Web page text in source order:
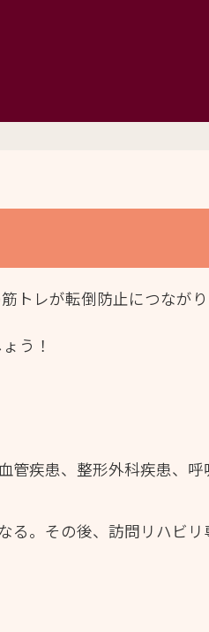
トレが転倒防止につながり
う！
疾患、整形外科疾患、呼
る。その後、訪問リハビリ